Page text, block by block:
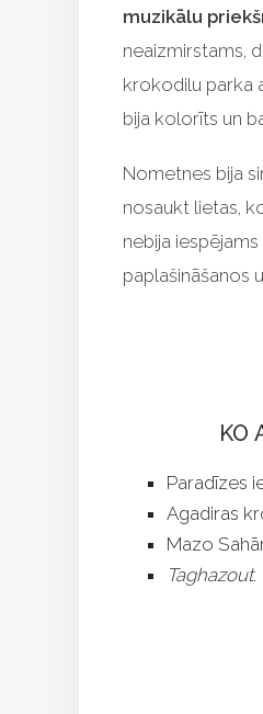
muzikālu
neaizmirstams,
krokodilu parka
bija kolorīts un
Nometnes bija
nosaukt lietas,
nebija
paplašināšanos
KO
Paradīzes
Agadiras
Mazo
Taghazout.